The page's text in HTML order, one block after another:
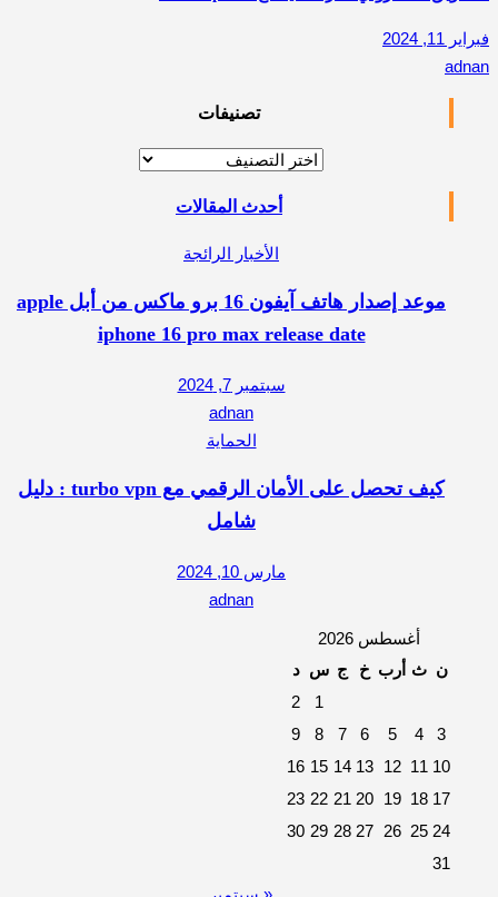
فبراير 11, 2024
adnan
تصنيفات
تصنيفات
أحدث المقالات
الأخبار الرائجة
موعد إصدار هاتف آيفون 16 برو ماكس من أبل apple
iphone 16 pro max release date
سبتمبر 7, 2024
adnan
الحماية
كيف تحصل على الأمان الرقمي مع turbo vpn : دليل
شامل
مارس 10, 2024
adnan
أغسطس 2026
ن ث أرب خ ج س د
1
2
3
4
5
6
7
8
9
10
11
12
13
14
15
16
17
18
19
20
21
22
23
24
25
26
27
28
29
30
31